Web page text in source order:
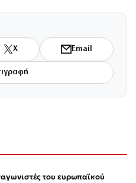
X Email
του ευρωπαϊκού